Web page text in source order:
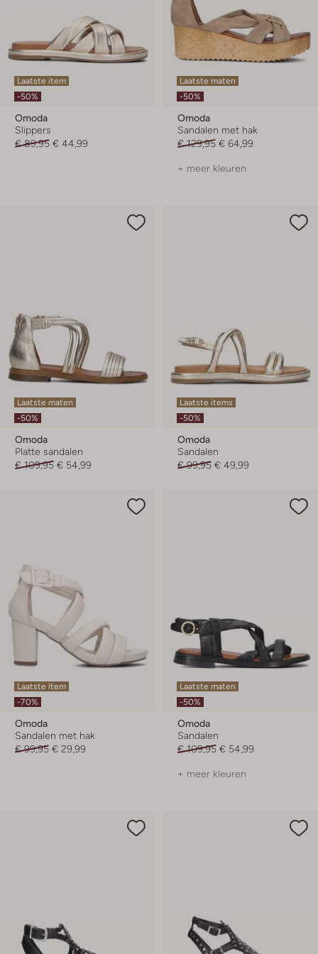
Laatste item
-50%
Omoda
Slippers
€ 89,95 € 44,99
Laatste maten
-50%
Omoda
Sandalen met hak
€ 129,95 € 64,99
+ meer kleuren
Laatste maten
-50%
Omoda
Platte sandalen
€ 109,95 € 54,99
Laatste items
-50%
Omoda
Sandalen
€ 99,95 € 49,99
Laatste item
-70%
Omoda
Sandalen met hak
€ 99,95 € 29,99
Laatste maten
-50%
Omoda
Sandalen
€ 109,95 € 54,99
+ meer kleuren